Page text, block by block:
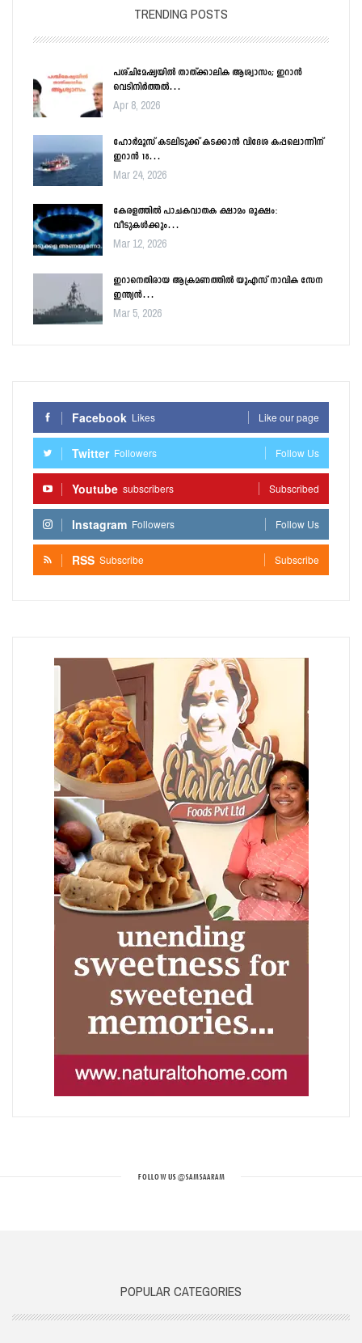
TRENDING POSTS
പശ്ചിമേഷ്യയിൽ താത്ക്കാലിക ആശ്വാസം; ഇറാൻ
വെടിനിർത്തൽ…
Apr 8, 2026
ഹോർമൂസ് കടലിടുക്ക് കടക്കാൻ വിദേശ കപ്പലൊന്നിന്
ഇറാൻ 18…
Mar 24, 2026
കേരളത്തിൽ പാചകവാതക ക്ഷാമം രൂക്ഷം:
വീടുകൾക്കും…
Mar 12, 2026
ഇറാനെതിരായ ആക്രമണത്തിൽ യുഎസ് നാവിക സേന
ഇന്ത്യൻ…
Mar 5, 2026
Facebook Likes Like our page
Twitter Followers Follow Us
Youtube subscribers Subscribed
Instagram Followers Follow Us
RSS Subscribe Subscribe
FOLLOW US@SAMSAARAM
POPULAR CATEGORIES